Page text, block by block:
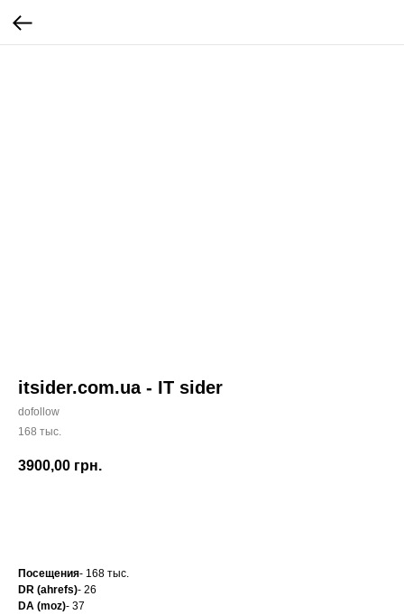
itsider.com.ua - IT sider
dofollow
168 тыс.
3900,00 грн.
Посещения- 168 тыс.
DR (ahrefs)- 26
DA (moz)- 37